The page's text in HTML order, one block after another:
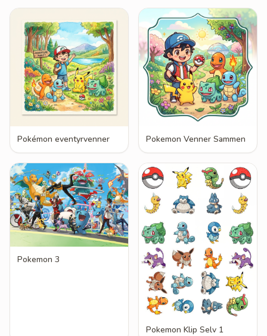
Pokémon eventyrvenner Pokemon Venner Sammen
Pokemon 3
Pokemon Klip Selv 1